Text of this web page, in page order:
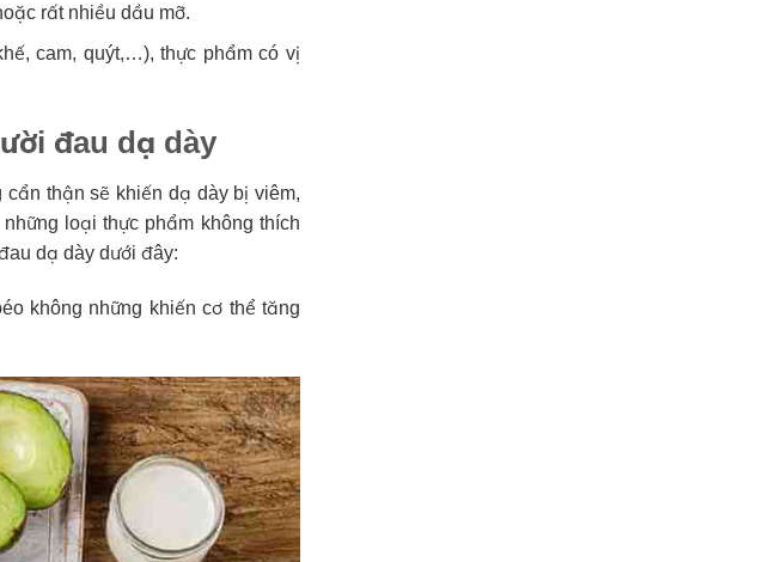
rất nhiều dầu mỡ.
cam, quýt,…), thực phẩm có vị
đau dạ dày
thận sẽ khiến dạ dày bị viêm,
loại thực phẩm không thích
dạ dày dưới đây:
không những khiến cơ thể tăng